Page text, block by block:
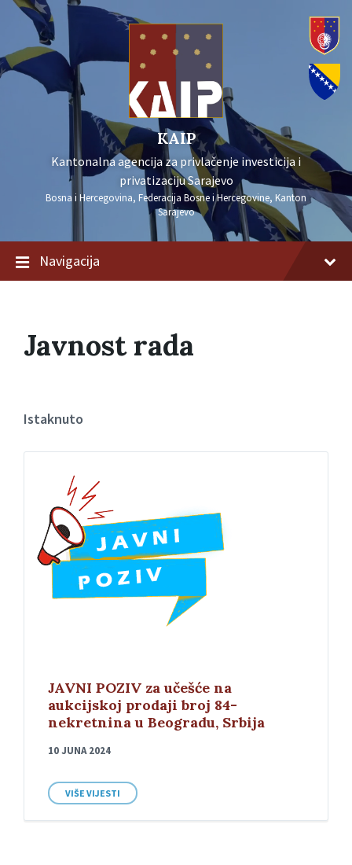
KAIP
Kantonalna agencija za privlačenje investicija i
privatizaciju Sarajevo
Bosna i Hercegovina, Federacija Bosne i Hercegovine, Kanton
Sarajevo
Navigacija
Javnost rada
Istaknuto
JAVNI POZIV za učešće na
aukcijskoj prodaji broj 84-
nekretnina u Beogradu, Srbija
10 JUNA 2024
VIŠE VIJESTI